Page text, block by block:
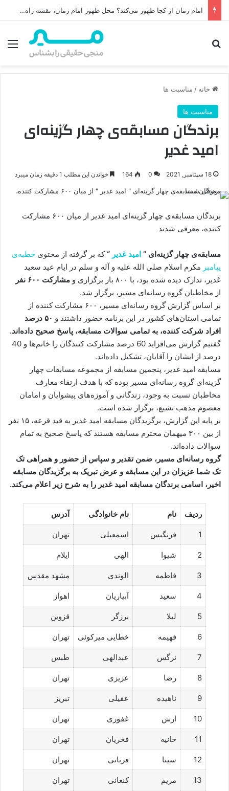
خاتمیت در اسلام: تحلیل کامل معنای خاتمیت، چالش‌ها و پاسخ‌ها
خانه / مناسبت ها
مناسبت ها
برندگان مسابقه‌ی چهار گزینه‌ای
امید غدیر
18 سپتامبر, 2021 0
164 خواندن این مطلب 1 دقیقه زمان میبرد
برندگان مسابقه‌ی چهار گزینه‌ای امید غدیر از میان ۶۰۰ مشارکت
کننده، معرفی شدند
مسابقه‌ی چهار گزینه‌ای ” امید غدیر “که بر گرفته از محتوی خطبه‌ی
پیامبر مکرم اسلام صلی الله علیه و آله و سلم در ایام عید سعید
غدیر، تدارک دیده شده بود، با ۸۰۰ بار برگزاری و
مشارکت ۶۰۰ نفر
از مخاطبان گروه رسانه‌ای مسیر، برگزار شد.
بر اساس گزارش گروه رسانه‌ای مسیر، ۶۰۰ مشارکت کننده از
تمامی استان‌های کشور در این برنامه حضور داشتند و
۵۰ درصد
افراد شرکت کننده، به تمامی سوالات مسابقه، پاسخ صحیح داده‌اند.
گفتیم گزارش می‌افزاید 60 درصد مشارکت کنندگان را خانم‌ها و 40
درصد از ایشان را آقایان، تشکیل داده‌اند.
مسابقه امید غدیر، پنجمین مسابقه از مجموعه مسابقات چهار
گزینه‌ای گروه رسانه‌ای مسیر بوده که با هدف ارتقاء معارف
مخاطبان نسبت به وجود، زندگانی و آموزه‌های پیشوایان و امامان
معصوم مذهب تشیع، برگزار شده است.
بر پایه این گزارش، برگزیدگان مسابقه امید غدیر به قید قرعه، ۱۵ نفر
از بین ۳۰۰ میهمان محترم مسابقه هستند که پاسخ صحیح به تمام
سوالات داده‌اند.
گروه رسانه‌ای مسیر، ضمن تقدیر و سپاس از حضور و همراهی تک
تک شما عزیزان در این مسابقه و عرض تبریک به برگزیدگان مسابقه
اخیر، اسامی برندگان مسابقه امید غدیر را به شرح زیر اعلام می‌کند.
ردیف نام نام خانوادگی آدرس
1 فرنگیس اسمعیلی تهران
2 شیوا الهی ایلام
3 فاطمه الوندی مشهد مقدس
4 سعید آبیاریان اهواز
5 لیلا برزگر قزوین
6 فهیمه خطایی میرکوئی تهران
7 نرگس عبدالهی طبس
8 رضا عزیزی تهران
9 ناهیده عقیلی تبریز
10 ارش غفوری تهران
11 حانیه فخریان تهران
12 سینا قربانی تهران
13 مریم کنعانی تهران